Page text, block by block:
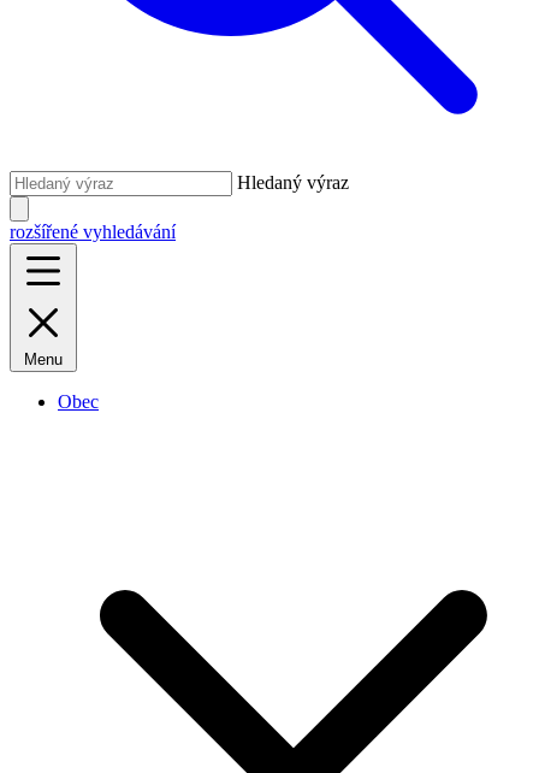
Hledaný výraz
rozšířené vyhledávání
Menu
Obec